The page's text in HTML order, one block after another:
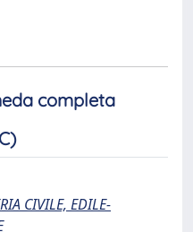
completa
CIVILE, EDILE-